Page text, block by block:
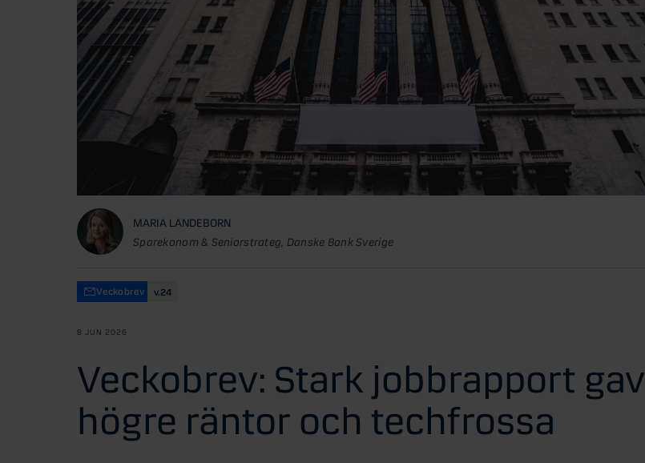
MARIA LANDEBORN
Sparekonom & Seniorstrateg, Danske Bank Sverige
Veckobrev v.24
8 JUN 2026
Veckobrev: Stark jobbrapport gav
högre räntor och techfrossa